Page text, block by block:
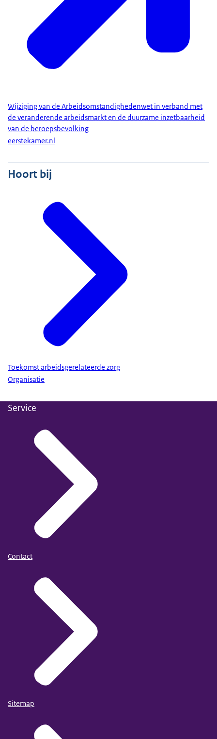
Wijziging van de Arbeidsomstandighedenwet in verband met
de veranderende arbeidsmarkt en de duurzame inzetbaarheid
van de beroepsbevolking
eerstekamer.nl
Hoort bij
Toekomst arbeidsgerelateerde zorg
Organisatie
Service
Contact
Sitemap